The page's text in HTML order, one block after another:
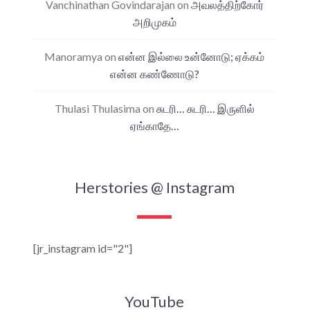
Vanchinathan Govindarajan on அவலத்திற்கோர்
அறிமுகம்
Manoramya on என்ன இல்லை உன்னோடு; ஏக்கம்
என்ன கண்ணோடு?
Thulasi Thulasima on சுடரி… சுடரி… இருளில்
ஏங்காதே…
Herstories @ Instagram
[jr_instagram id="2"]
YouTube